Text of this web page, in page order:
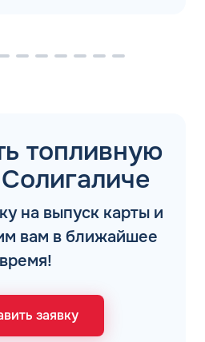
топливную
на выпуск карты и
вам в ближайшее
время!
заявку